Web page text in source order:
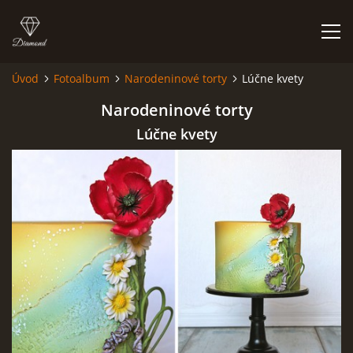
NIEČO O MNE A MOJEJ ZÁĽUBE
FÓRUM - PORADŇA
DOBRÉ RADY NIELEN PRE ZAČIATOČNÍKOV
NAJČASTEJŠIE OTÁZKY
FOTOALBUM
Úvod Fotoalbum Narodeninové torty Lúčne kvety
Narodeninové torty
Lúčne kvety